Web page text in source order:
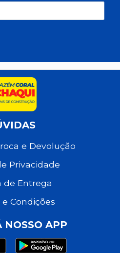
e Devolução
Privacidade
de Entrega
Condições
NOSSO APP